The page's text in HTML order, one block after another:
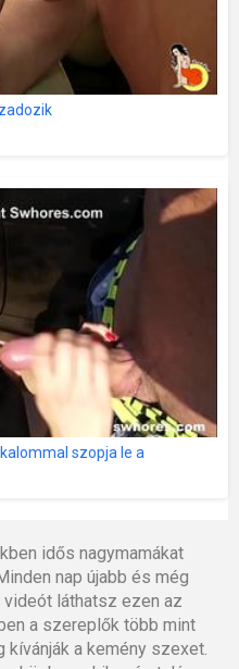
szopja le a
idős nagymamákat
nap újabb és még
láthatsz ezen az
a szereplők több mint
a kemény szexet.